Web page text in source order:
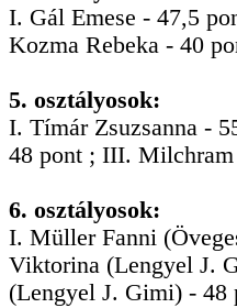
I. Gál Emese - 47,5
Kozma Rebeka - 40
5. osztályosok:
I. Tímár Zsuzsanna -
48 pont ; III. Milchram
6. osztályosok:
I. Müller Fanni
Viktorina (Lengyel J.
(Lengyel J. Gimi) - 48